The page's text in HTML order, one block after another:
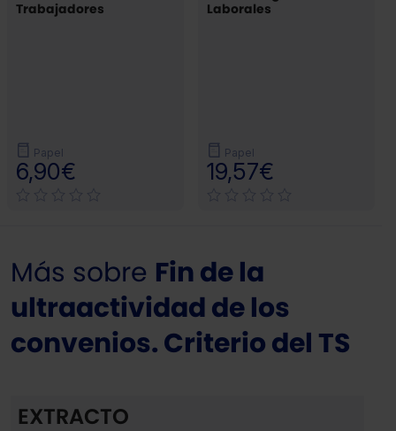
Trabajadores
Papel
6,90€
Laborales
Papel
19,57€
Más sobre Fin de la
ultraactividad de los
convenios. Criterio del TS
EXTRACTO